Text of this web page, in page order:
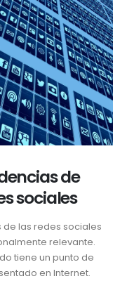
de
sociales
las redes sociales
relevante.
tiene un punto de
en Internet.